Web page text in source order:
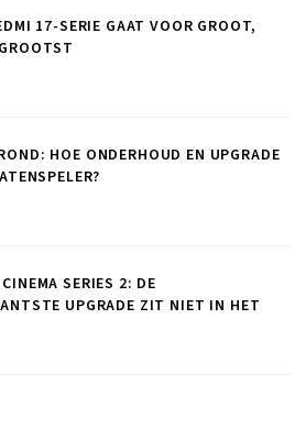
17-SERIE GAAT VOOR GROOT,
HOE ONDERHOUD EN UPGRADE
SERIES 2: DE
UPGRADE ZIT NIET IN HET